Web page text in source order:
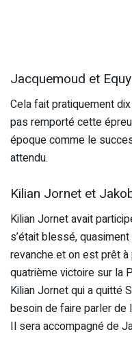
Jacquemoud et Equy
Cela fait pratiquement
pas remporté cette
époque comme le
attendu.
Kilian Jornet et
Kilian Jornet avait
s’était blessé,
revanche et on est prêt à
quatrième victoire sur la
Kilian Jornet qui a quitté
besoin de faire parler de
Il sera accompagné de